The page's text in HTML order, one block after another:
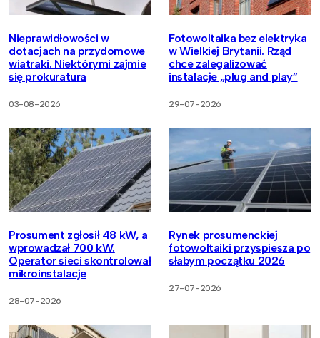
Nieprawidłowości w
dotacjach na przydomowe
wiatraki. Niektórymi zajmie
się prokuratura
03-08-2026
Fotowoltaika bez elektryka
w Wielkiej Brytanii. Rząd
chce zalegalizować
instalacje „plug and play”
29-07-2026
Prosument zgłosił 48 kW, a
wprowadzał 700 kW.
Operator sieci skontrolował
mikroinstalacje
28-07-2026
Rynek prosumenckiej
fotowoltaiki przyspiesza po
słabym początku 2026
27-07-2026